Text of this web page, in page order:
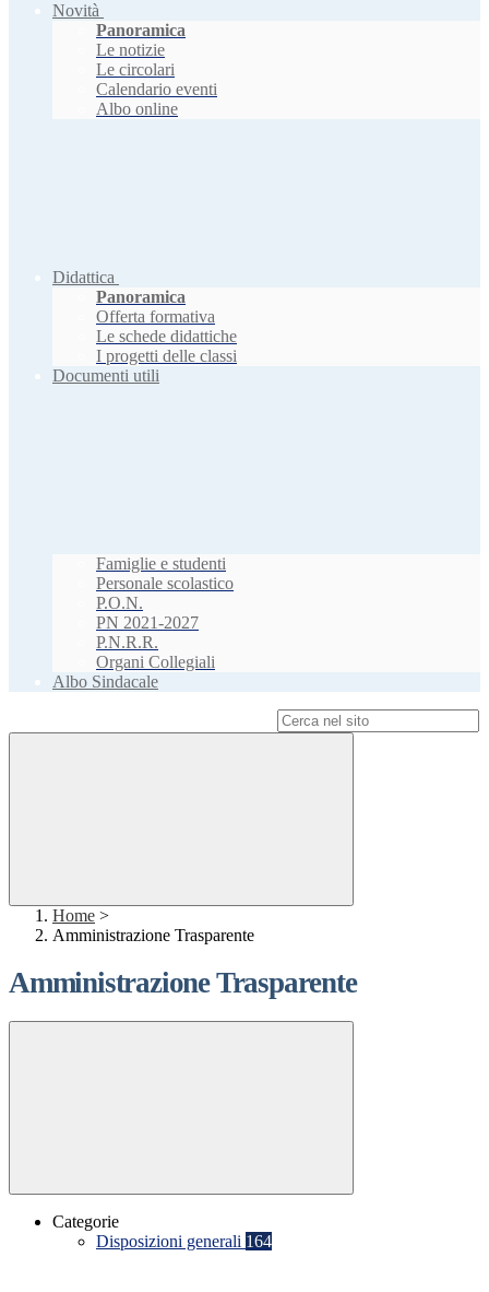
Novità
Panoramica
Le notizie
Le circolari
Calendario eventi
Albo online
Didattica
Panoramica
Offerta formativa
Le schede didattiche
I progetti delle classi
Documenti utili
Famiglie e studenti
Personale scolastico
P.O.N.
PN 2021-2027
P.N.R.R.
Organi Collegiali
Albo Sindacale
Home >
Amministrazione Trasparente
Amministrazione Trasparente
Categorie
Disposizioni generali 164